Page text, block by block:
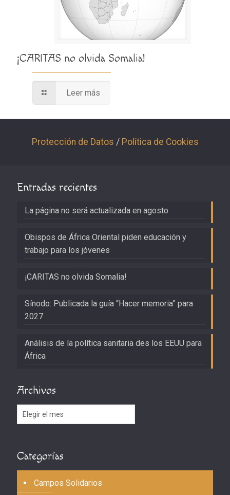
¡CARITAS no olvida Somalia!
Leer más
Protección de Datos / Política de Cookies
Entradas recientes
La página no será actualizada en agosto
Obispos de África Oriental piden educación y
trabajo para los jóvenes
¡CARITAS no olvida Somalia!
Sínodo: Publicada la guía “Hacer memoria” para
2027
Análisis de la política sanitaria des los EEUU para
África
Archivos
Archivos
Categorías
Campos Solidarios